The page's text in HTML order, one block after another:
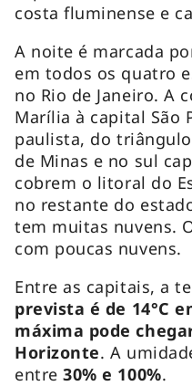
costa fluminense e
A noite é marcada
em todos os quatro
no Rio de Janeiro. A
Marília à capital São
paulista, do
de Minas e no sul
cobrem o litoral do
no restante do
tem muitas nuvens.
com poucas nuvens.
Entre as capitais, a
prevista é de 14°C
máxima pode
Horizonte. A
entre30% e 100%.